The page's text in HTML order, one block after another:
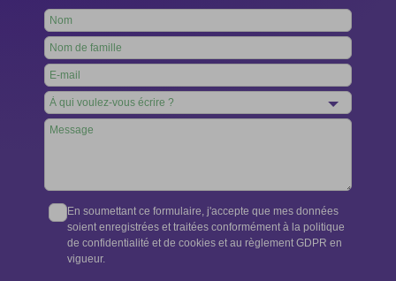
Leave
this
field
blank
En soumettant ce formulaire, j'accepte que mes données
soient enregistrées et traitées conformément à la politique
de confidentialité et de cookies et au règlement GDPR en
vigueur.